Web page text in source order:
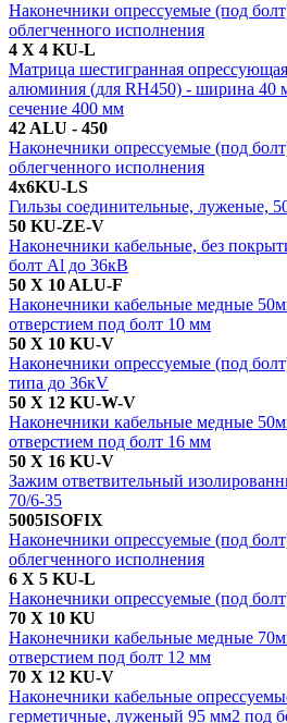
Наконечники опрессуемые (под
облегченного исполнения
4 X 4 KU-L
Матрица шестигранная
алюминия (для RH450) - ширина 40
сечение 400 мм
42 ALU - 450
Наконечники опрессуемые (под
облегченного исполнения
4x6KU-LS
Гильзы соединительные, луженые,
50 KU-ZE-V
Наконечники кабельные, без
болт Al до 36кВ
50 X 10 ALU-F
Наконечники кабельные медные
отверстием под болт 10 мм
50 X 10 KU-V
Наконечники опрессуемые (под
типа до 36кV
50 X 12 KU-W-V
Наконечники кабельные медные
отверстием под болт 16 мм
50 X 16 KU-V
Зажим ответвительный
70/6-35
5005ISOFIX
Наконечники опрессуемые (под
облегченного исполнения
6 X 5 KU-L
Наконечники опрессуемые (под
70 X 10 KU
Наконечники кабельные медные
отверстием под болт 12 мм
70 X 12 KU-V
Наконечники кабельные
герметичные, луженый 95 мм2 под